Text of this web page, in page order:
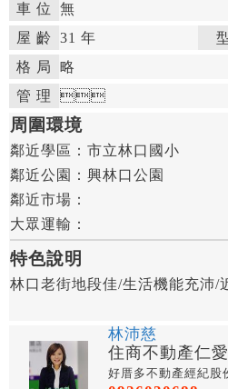
車 位
無
屋 齡 31 年
格 局
略
管 理

周圍環境
鄰近學區： 市立林口國小
鄰近公園： 興林口公園
鄰近市場：
大眾運輸：
特色說明
林口老街地段佳/生活機能充沛/
林沛慈
住商不動產仁
好厝多不動產經紀股